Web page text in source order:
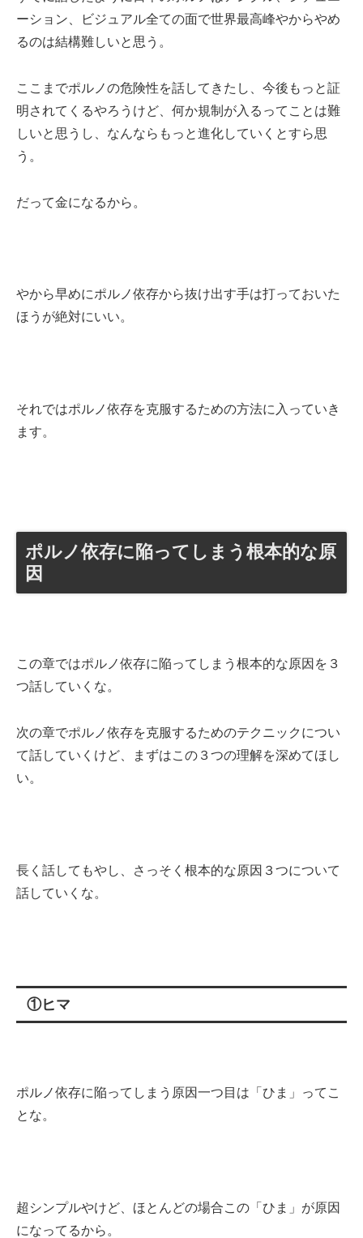
ーション、ビジュアル全ての面で世界最高峰やからやめ
るのは結構難しいと思う。
ここまでポルノの危険性を話してきたし、今後もっと証
明されてくるやろうけど、何か規制が入るってことは難
しいと思うし、なんならもっと進化していくとすら思
う。
だって金になるから。
やから早めにポルノ依存から抜け出す手は打っておいた
ほうが絶対にいい。
それではポルノ依存を克服するための方法に入っていき
ます。
ポルノ依存に陥ってしまう根本的な原
因
この章ではポルノ依存に陥ってしまう根本的な原因を３
つ話していくな。
次の章でポルノ依存を克服するためのテクニックについ
て話していくけど、まずはこの３つの理解を深めてほし
い。
長く話してもやし、さっそく根本的な原因３つについて
話していくな。
①ヒマ
ポルノ依存に陥ってしまう原因一つ目は「ひま」ってこ
とな。
超シンプルやけど、ほとんどの場合この「ひま」が原因
になってるから。